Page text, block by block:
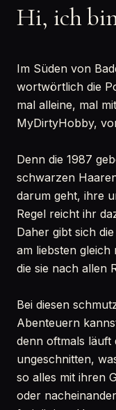
Hi, ich
Im Süden von
wortwörtlich die
mal alleine, mal
MyDirtyHobby,
Denn die 1987
schwarzen
darum geht, ihre
Regel reicht ihr
Daher gibt sich
am liebsten
die sie nach allen
Bei diesen
Abenteuern
denn oftmals läuft
ungeschnitten,
so alles mit ihren
oder